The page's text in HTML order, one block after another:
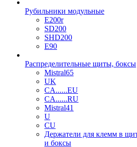
Рубильники модульные
E200r
SD200
SHD200
E90
Распределительные щиты, боксы
Mistral65
UK
CA......EU
CA......RU
Mistral41
U
CU
Держатели для клемм в
и боксы